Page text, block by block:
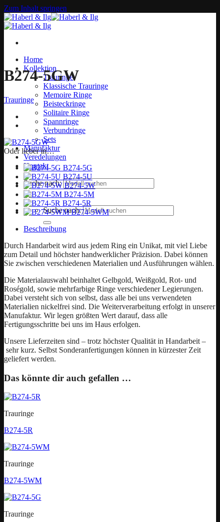
Zum Inhalt springen
Home
Kollektion
Trauringe
Klassische Trauringe
Memoire Ringe
Beisteckringe
Solitaire Ringe
Spannringe
Verbundringe
Sets
Manufaktur
Veredelungen
Kontakt
Suche nach:
Suche nach:
B274-5GW
Trauringe
Oder lieber in…
B274-5G
B274-5U
B274-5W
B274-5M
B274-5R
B274-5WM
Beschreibung
Durch Handarbeit wird aus jedem Ring ein Unikat, mit viel Liebe
zum Detail und höchster handwerklicher Präzision. Dabei können
Sie zwischen verschiedenen Materialien und Ausführungen wählen.
Die Materialauswahl beinhaltet Gelbgold, Weißgold, Rot- und
Roségold, sowie mehrfarbige Ringe verschiedener Legierungen.
Dabei versteht sich von selbst, dass alle bei uns verwendeten
Materialien nickelfrei sind. Die Weiterverarbeitung erfolgt in unserer
Manufaktur. Wir legen größten Wert darauf, dass alle
Fertigungsschritte bei uns im Haus erfolgen.
Unsere Lieferzeiten sind – trotz höchster Qualität in Handarbeit –
sehr kurz. Selbst Sonderanfertigungen können in kürzester Zeit
geliefert werden.
Das könnte dir auch gefallen …
Trauringe
B274-5R
Trauringe
B274-5WM
Trauringe